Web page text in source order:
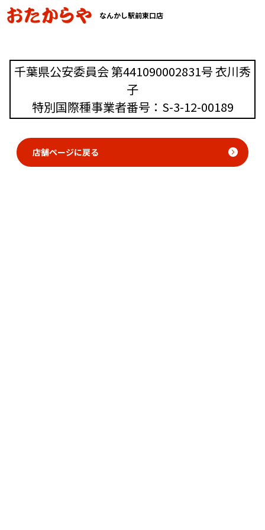
なんかし駅前東口店
千葉県公安委員会 第441090002831号 衣川秀
子
特別国際種事業者番号：S-3-12-00189
店舗ページに戻る